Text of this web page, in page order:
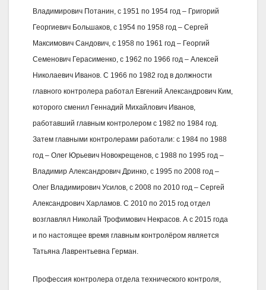
Владимирович Потанин, с 1951 по 1954 год – Григорий
Георгиевич Большаков, с 1954 по 1958 год – Сергей
Максимович Сандович, с 1958 по 1961 год – Георгий
Семенович Герасименко, с 1962 по 1966 год – Алексей
Николаевич Иванов. С 1966 по 1982 год в должности
главного контролера работал Евгений Александрович Ким,
которого сменил Геннадий Михайлович Иванов,
работавший главным контролером с 1982 по 1984 год.
Затем главными контролерами работали: с 1984 по 1988
год – Олег Юрьевич Новокрещенов, с 1988 по 1995 год –
Владимир Александрович Дринко, с 1995 по 2008 год –
Олег Владимирович Усилов, с 2008 по 2010 год – Сергей
Александрович Харламов. С 2010 по 2015 год отдел
возглавлял Николай Трофимович Некрасов. А с 2015 года
и по настоящее время главным контролёром является
Татьяна Лаврентьевна Герман.
Профессия контролера отдела технического контроля,